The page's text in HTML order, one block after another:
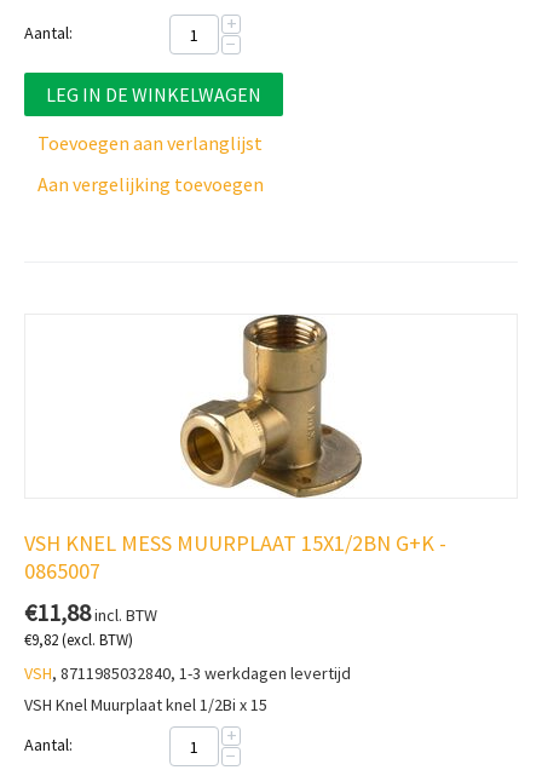
Aantal:
+
−
LEG IN DE WINKELWAGEN
Toevoegen aan verlanglijst
Aan vergelijking toevoegen
VSH KNEL MESS MUURPLAAT 15X1/2BN G+K -
0865007
€11,88incl. BTW
€9,82(excl. BTW)
VSH, 8711985032840, 1-3 werkdagen levertijd
VSH Knel Muurplaat knel 1/2Bi x 15
Aantal:
+
−